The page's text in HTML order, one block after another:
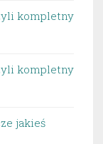
kompletny
kompletny
jakieś